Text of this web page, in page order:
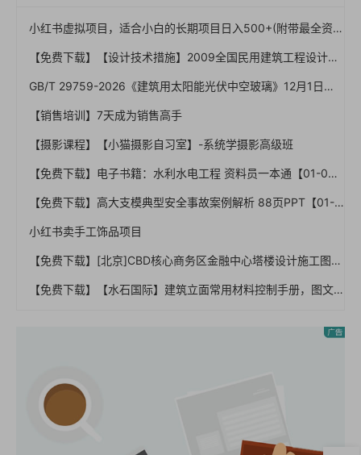
小红书虚拟项目，适合小白的长期项目日入500+(附带最全资料270G)
【免费下载】【设计技术措施】2009全国民用建筑工程设计技术措施-给水排水
GB/T 29759-2026《建筑用太阳能光伏中空玻璃》12月1日实施：BIPV发电安全红线与验收怎么卡
【销售培训】7天成为销售高手
【摄影课程】【小猫摄影自习室】-系统学摄影高级班
【免费下载】电子书籍：水利水电工程 资料员一本通【01-0011】
【免费下载】高大支模典型安全事故案例解析 88页PPT【01-0022】
小红书卖手工饰品项目
【免费下载】[北京]CBD核心商务区金融中心塔楼设计施工图（44层 220米高）【01-0029】
【免费下载】【水石国际】建筑立面常用材料控制手册，图文丰富,55页PPT，可编辑【01-0041】